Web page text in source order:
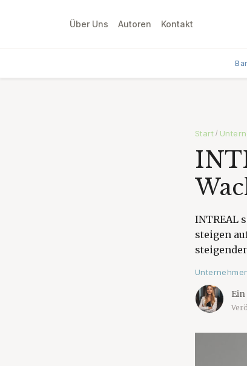
Über Uns Autoren Kontakt
Start /
INTREAL
steigen